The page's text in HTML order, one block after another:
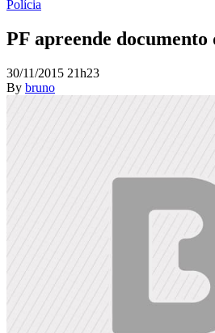
Polícia
PF apreende
30/11/2015 21h23
By bruno